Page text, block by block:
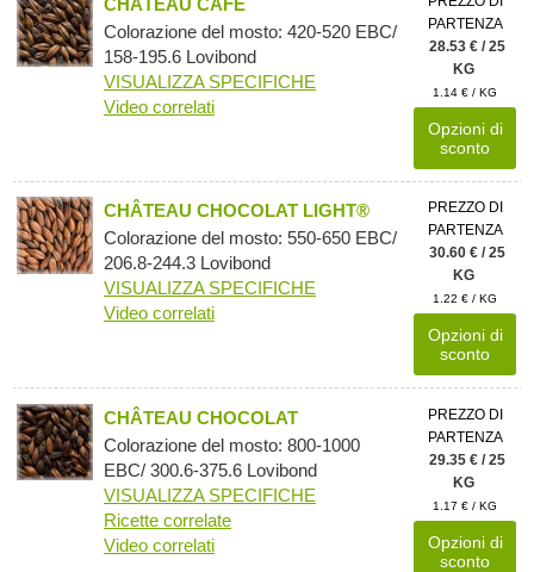
CHÂTEAU CAFÉ
Colorazione del mosto: 420-520 EBC/
158-195.6 Lovibond
VISUALIZZA SPECIFICHE
Video correlati
PARTENZA
28.53 € / 25
KG
1.14 € / KG
Opzioni di
sconto
CHÂTEAU CHOCOLAT LIGHT®
Colorazione del mosto: 550-650 EBC/
206.8-244.3 Lovibond
VISUALIZZA SPECIFICHE
Video correlati
PREZZO DI
PARTENZA
30.60 € / 25
KG
1.22 € / KG
Opzioni di
sconto
CHÂTEAU CHOCOLAT
Colorazione del mosto: 800-1000
EBC/ 300.6-375.6 Lovibond
VISUALIZZA SPECIFICHE
Ricette correlate
Video correlati
PREZZO DI
PARTENZA
29.35 € / 25
KG
1.17 € / KG
Opzioni di
sconto